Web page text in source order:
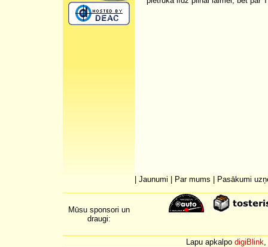
Jaunumi Par mums Pasākumi
Mūsu sponsori un
draugi:
Lapu apkalpo digiBlink,